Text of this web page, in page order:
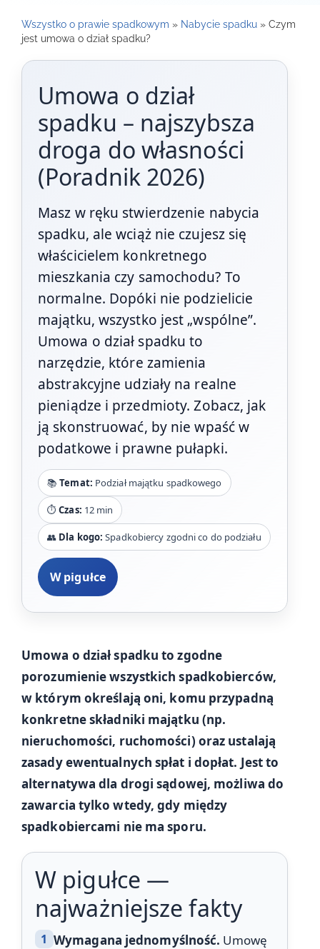
Wszystko o prawie spadkowym » Nabycie spadku » Czym
jest umowa o dział spadku?
Umowa o dział
spadku – najszybsza
droga do własności
(Poradnik 2026)
Masz w ręku stwierdzenie nabycia
spadku, ale wciąż nie czujesz się
właścicielem konkretnego
mieszkania czy samochodu? To
normalne. Dopóki nie podzielicie
majątku, wszystko jest „wspólne”.
Umowa o dział spadku to
narzędzie, które zamienia
abstrakcyjne udziały na realne
pieniądze i przedmioty. Zobacz, jak
ją skonstruować, by nie wpaść w
podatkowe i prawne pułapki.
📚Temat: Podział majątku spadkowego
⏱️Czas: 12 min
👥 Dla kogo: Spadkobiercy zgodni co do podziału
W pigułce
Umowa o dział spadku to zgodne
porozumienie wszystkich spadkobierców,
w którym określają oni, komu przypadną
konkretne składniki majątku (np.
nieruchomości, ruchomości) oraz ustalają
zasady ewentualnych spłat i dopłat. Jest to
alternatywa dla drogi sądowej, możliwa do
zawarcia tylko wtedy, gdy między
spadkobiercami nie ma sporu.
W pigułce —
najważniejsze fakty
1 Wymagana jednomyślność. Umowę